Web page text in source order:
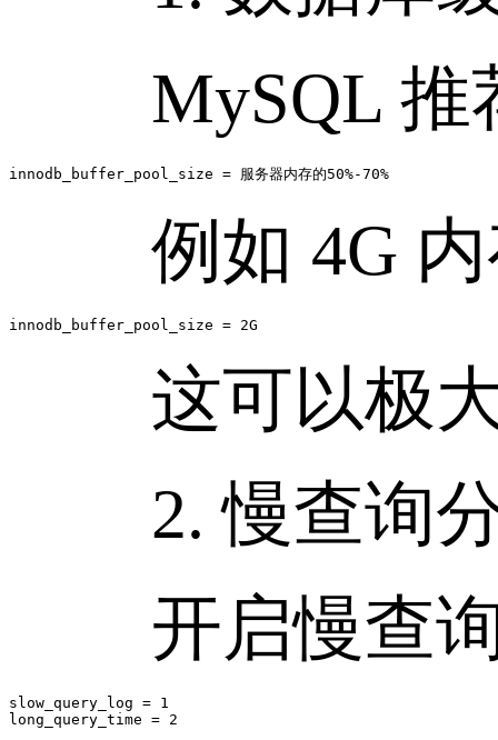
MySQL 推荐
例如 4G 内
innodb_buffer_pool_size = 2G
这可以极大
2. 慢查询
开启慢查询
slow_query_log = 1
long_query_time = 2